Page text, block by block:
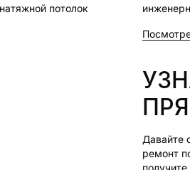
потолок
Давайте
ремонт